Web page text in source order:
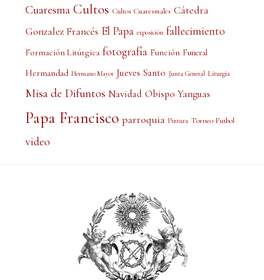
Cuaresma Cultos Cultos Cuaresmales Cátedra
Gonzalez Francés El Papa exposición fallecimiento
Formación Litúrgica fotografía Función Funeral
Hermandad Hermano Mayor Jueves Santo Junta General Liturgia
Misa de Difuntos Navidad Obispo Yanguas
Papa Francisco parroquia Pintura Torneo Futbol
video